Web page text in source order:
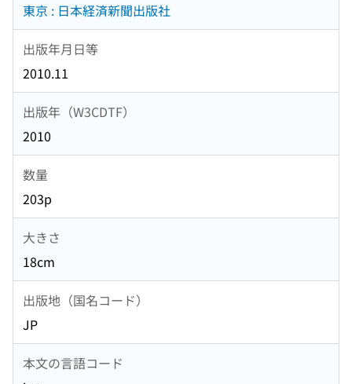
東京 : 日本経済新聞出版社
出版年月日等
2010.11
出版年（W3CDTF）
2010
数量
203p
大きさ
18cm
出版地（国名コード）
JP
本文の言語コード